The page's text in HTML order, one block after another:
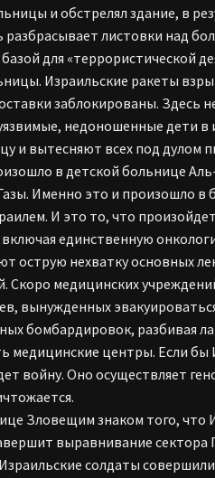
и обстрелял здание, в
листовки над
для «террористической
Израильские ракеты
заблокированы. Здесь
недоношенные дети в
и вытесняют всех под дулом
в детской больнице
Именно это и произошло в
И это то, что
единственную
нехватку основных
медицинских
вынужденных
бомбардировок, разбивая
медицинские центры. Если
войну. Оно осуществляет
Зловещим знаком того, что
выравнивание сектора
солдаты